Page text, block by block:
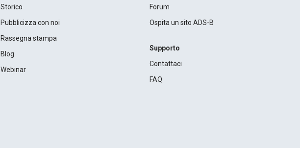
Storico
Pubblicizza con noi
Rassegna stampa
Blog
Webinar
Forum
Ospita un sito ADS-B
Supporto
Contattaci
FAQ